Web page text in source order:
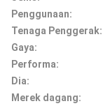
Penggunaan:
Tenaga Penggerak:
Gaya:
Performa:
Dia:
Merek dagang: